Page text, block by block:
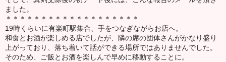
ました。
＊＊＊＊＊＊＊＊＊＊＊＊＊＊＊＊＊＊＊
19時くらいに有楽町駅集合、手をつなぎながらお店へ。
和食とお酒が楽しめる店でしたが、隣の席の団体さんがかなり盛り
上がっており、落ち着いて話ができる場所ではありませんでした。
そのため、ご飯とお酒を楽しんで早めに移動することに。